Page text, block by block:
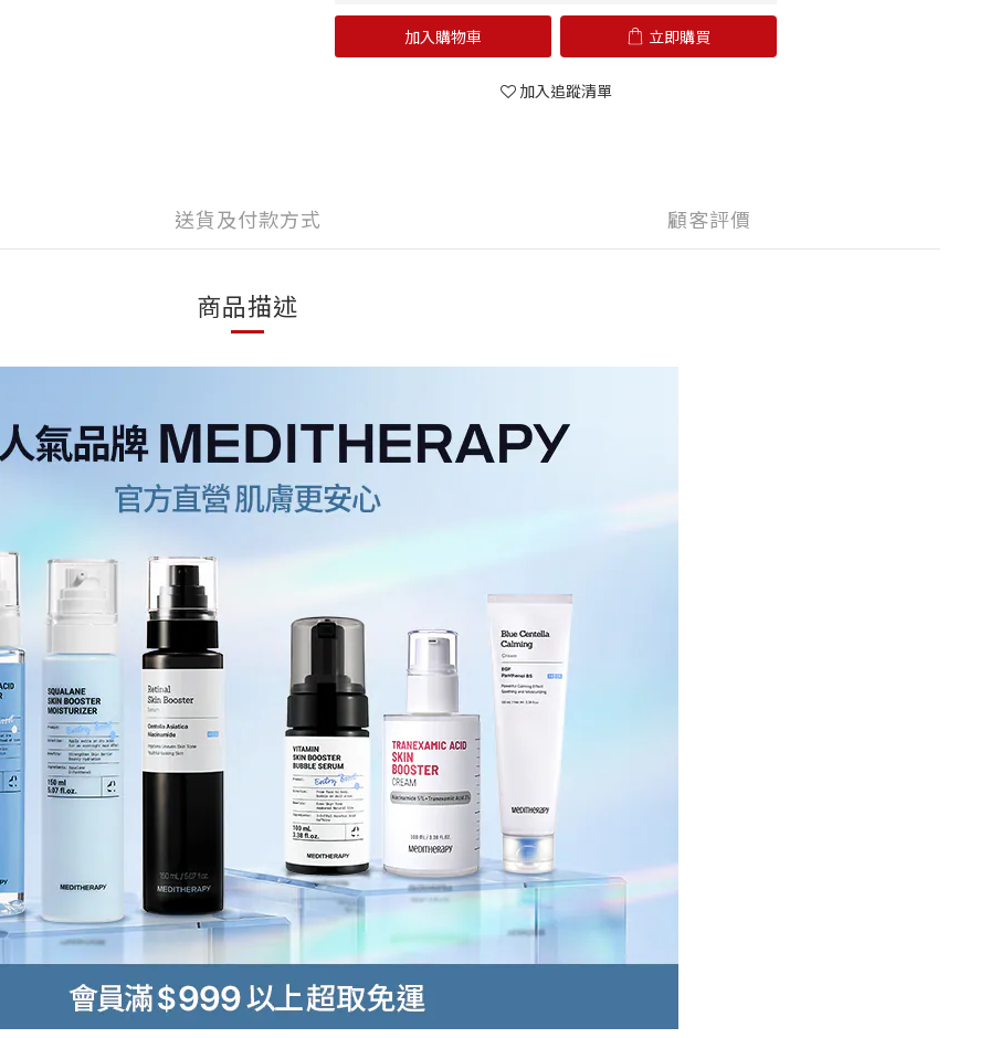
加入購物車 立即購買
加入追蹤清單
送貨及付款方式 顧客評價
商品描述